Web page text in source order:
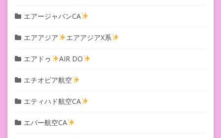
エアージャパンCA
エアアジア エアアジアX系
エアドゥ AIR DO
エチオピア航空
エティハド航空CA
エバー航空CA